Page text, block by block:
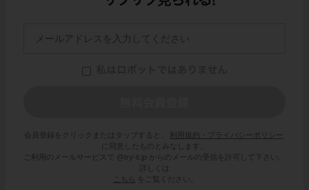
会員登録をクリックまたはタップすると、
利用規約・プライバシーポリシー
に同意したものとみなします。
ご利用のメールサービスで @try-it.jp からのメールの受信を許可して下さい。
詳しくは
こちら
をご覧ください。